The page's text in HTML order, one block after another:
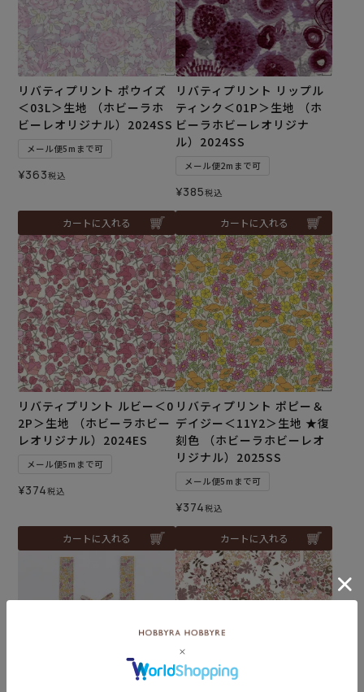
リバティプリント ポウイズ
＜03L＞生地 （ホビーラホ
ビーレオリジナル）2024SS
メール便5mまで可
¥363税込
カートに入れる
リバティプリント リップル
ティンク＜01P＞生地 （ホ
ビーラホビーレオリジナ
ル）2024SS
メール便2mまで可
¥385税込
カートに入れる
リバティプリント ルビー＜0
2P＞生地 （ホビーラホビー
レオリジナル）2024ES
メール便5mまで可
¥374税込
カートに入れる
リバティプリント ポピー＆
デイジー＜11Y2＞生地 ★復
刻色 （ホビーラホビーレオ
リジナル）2025SS
メール便5mまで可
¥374税込
カートに入れる